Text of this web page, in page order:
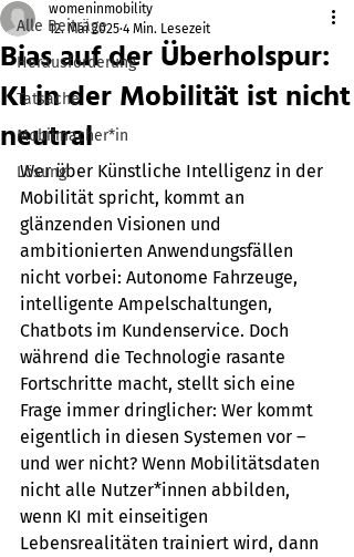
Alle Beiträge
Herausforderung
Tatsache
Mobilmacher*in
Lösung
Bias auf der Überholspur:
KI in der Mobilität ist nicht
neutral
womeninmobility
12. Mai 2025 4 Min. Lesezeit
Wer über Künstliche Intelligenz in der
Mobilität spricht, kommt an
glänzenden Visionen und
ambitionierten Anwendungsfällen
nicht vorbei: Autonome Fahrzeuge,
intelligente Ampelschaltungen,
Chatbots im Kundenservice. Doch
während die Technologie rasante
Fortschritte macht, stellt sich eine
Frage immer dringlicher: Wer kommt
eigentlich in diesen Systemen vor –
und wer nicht? Wenn Mobilitätsdaten
nicht alle Nutzer*innen abbilden,
wenn KI mit einseitigen
Lebensrealitäten trainiert wird, dann